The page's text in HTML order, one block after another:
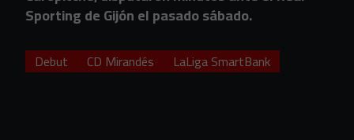
Sporting de Gijón el pasado sábado.
Debut CD Mirandés LaLiga SmartBank